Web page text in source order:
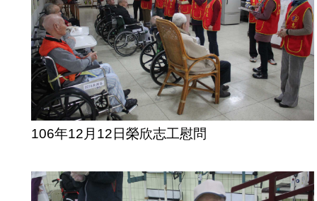
106年12月12日榮欣志工慰問